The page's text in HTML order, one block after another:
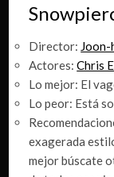
Director:
Actores:Chris
Lo mejor: El
Lo peor: Está
exagerada
mejor búscate